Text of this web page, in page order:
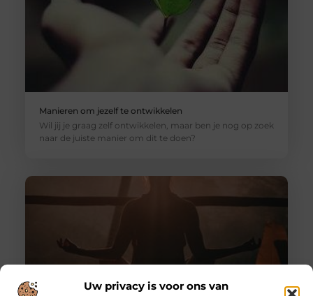
Uw privacy is voor ons van
Manieren om jezelf te ontwikkelen
Wil jij je graag zelf ontwikkelen, maar ben je nog op zoek
naar de juiste manier om dit te doen?